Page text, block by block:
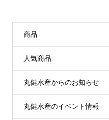
商品
人気商品
丸健水産からのお知らせ
丸健水産のイベント情報